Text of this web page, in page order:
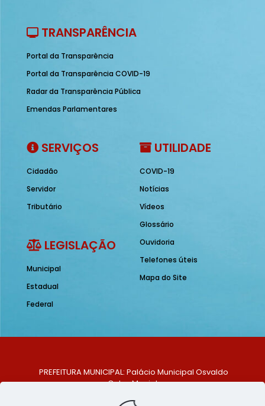
TRANSPARÊNCIA
Portal da Transparência
Portal da Transparência COVID-19
Radar da Transparência Pública
Emendas Parlamentares
SERVIÇOS
Cidadão
Servidor
Tributário
LEGISLAÇÃO
Municipal
Estadual
Federal
UTILIDADE
COVID-19
Notícias
Vídeos
Glossário
Ouvidoria
Telefones úteis
Mapa do Site
PREFEITURA MUNICIPAL: Palácio Municipal Osvaldo
Celso Maciel